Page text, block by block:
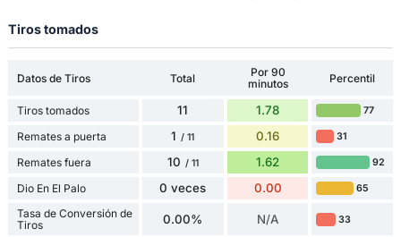
Tiros tomados
Datos de Tiros Total
Por 90
minutos
Percentil
Tiros tomados 11 1.78 77
Remates a puerta 1 / 11 0.16 31
Remates fuera 10 / 11 1.62 92
Dio En El Palo 0 veces 0.00 65
Tasa de Conversión de
Tiros
0.00% N/A 33